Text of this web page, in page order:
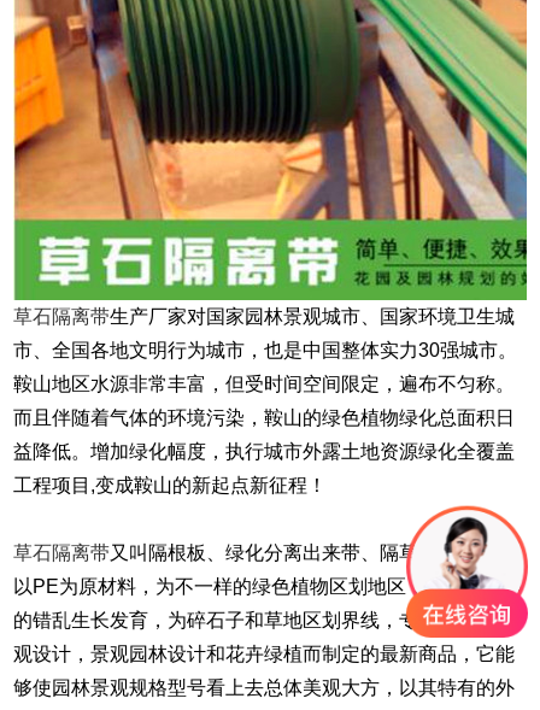
草石隔离带生产厂家对国家园林景观城市、国家环境卫生城
市、全国各地文明行为城市，也是中国整体实力30强城市。
鞍山地区水源非常丰富，但受时间空间限定，遍布不匀称。
而且伴随着气体的环境污染，鞍山的绿色植物绿化总面积日
益降低。增加绿化幅度，执行城市外露土地资源绿化全覆盖
工程项目,变成鞍山的新起点新征程！
草石隔离带又叫隔根板、绿化分离出来带、隔草板等。它是
以PE为原材料，为不一样的绿色植物区划地区，阻拦根茎间
的错乱生长发育，为碎石子和草地区划界线，专业为园林景
观设计，景观园林设计和花卉绿植而制定的最新商品，它能
够使园林景观规格型号看上去总体美观大方，以其特有的外